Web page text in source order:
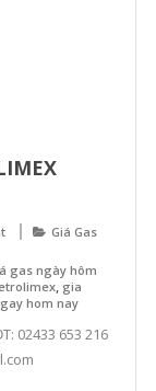
Giá Gas
gas ngày hôm
, gia
hom nay
02433 653 216